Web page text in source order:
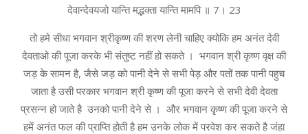
देवान्देवयजो यान्ति मद्भ‍क्ता यान्ति मामपि ॥ 7। 23
तो हमे सीधा भगवान श्रीकृष्ण की शरण लेनी चाहिए क्योकि हम अनंत देवी
देवताओ की पूजा करके भी संतुष्ट नहीं हो सकते । भगवान श्री कृष्ण वृक्ष की
जड़ के सामन है, जैसे जड़ को पानी देने से सभी पेड़ और पतों तक पानी पहुच
जाता है उसी परकार भगवान श्री कृष्ण की पूजा करने से सभी देवी देवता
प्रसन्न हो जाते है उनको पानी देने से । और भगवान कृष्ण की पूजा करने से
हमें अनंत फल की प्राप्ति होती है हम उनके लोक में परवेश कर सकते है जंहा